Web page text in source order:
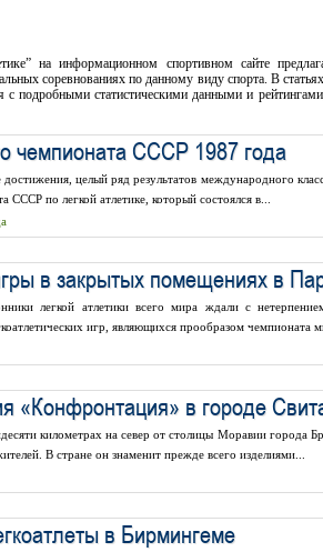
на информационном спортивном сайте
соревнованиях по данному виду спорта. В
с подробными статистическими данными и
чемпионата СССР 1987 года
целый ряд результатов международного
СССР по легкой атлетике, который состоялся в...
в закрытых помещениях в
легкой атлетики всего мира ждали с
игр, являющихся прообразом чемпионата
«Конфронтация» в городе
километрах на север от столицы Моравии города
В стране он знаменит прежде всего изделиями...
в Бирмингеме